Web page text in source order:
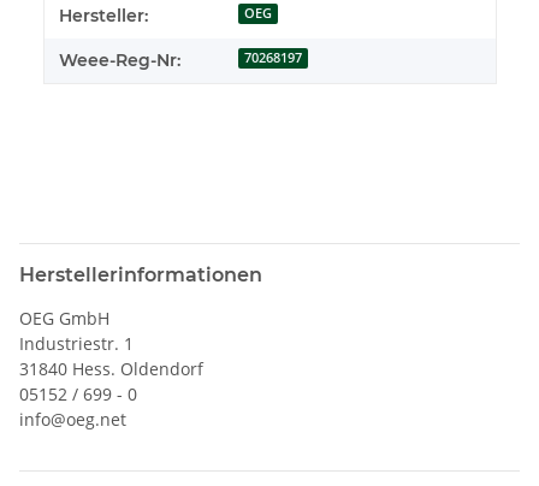
Produkteigenschaft
Wert
Hersteller: OEG
Weee-Reg-Nr: 70268197
Herstellerinformationen
OEG GmbH
Industriestr. 1
31840 Hess. Oldendorf
05152 / 699 - 0
info@oeg.net